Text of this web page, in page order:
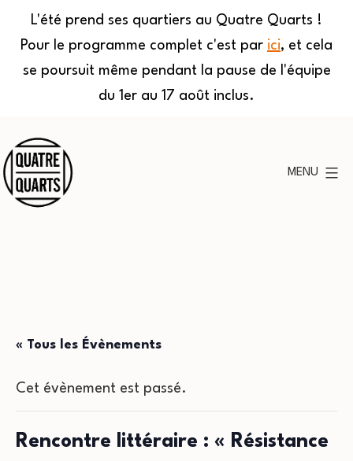
L'été prend ses quartiers au Quatre Quarts !
Pour le programme complet c'est par ici, et cela
se poursuit même pendant la pause de l'équipe
du 1er au 17 août inclus.
au
contenu
MENU
« Tous les Évènements
Cet évènement est passé.
Rencontre littéraire : « Résistance